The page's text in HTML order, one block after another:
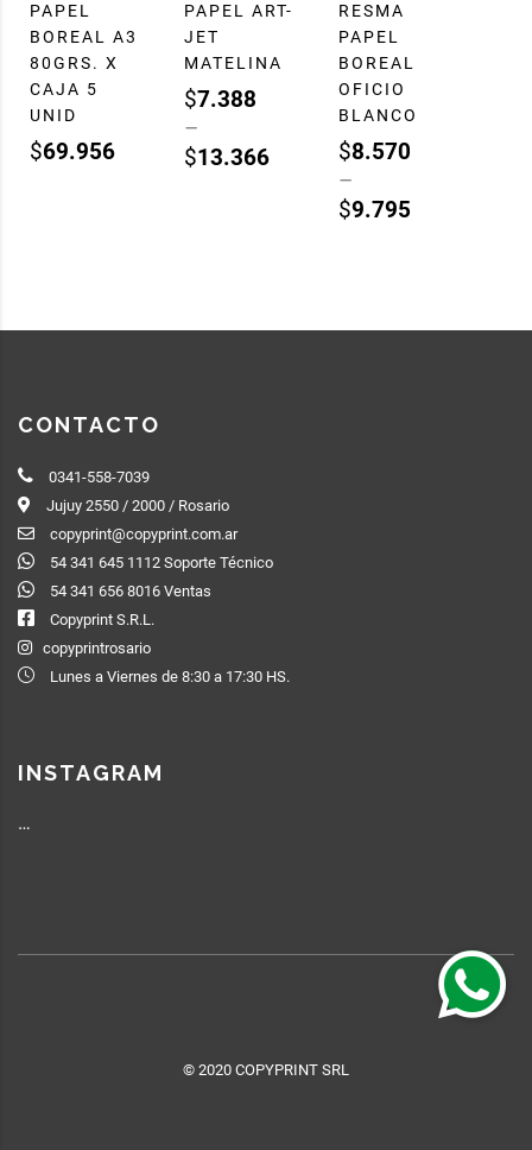
PAPEL
BOREAL A3
80GRS. X
CAJA 5
UNID
$69.956
PAPEL ART-
JET
MATELINA
$7.388
–
$13.366
RESMA
PAPEL
BOREAL
OFICIO
BLANCO
$8.570
–
$9.795
CONTACTO
0341-558-7039
Jujuy 2550 / 2000 / Rosario
copyprint@copyprint.com.ar
54 341 645 1112 Soporte Técnico
54 341 656 8016 Ventas
Copyprint S.R.L.
copyprintrosario
Lunes a Viernes de 8:30 a 17:30 HS.
INSTAGRAM
…
© 2020 COPYPRINT SRL